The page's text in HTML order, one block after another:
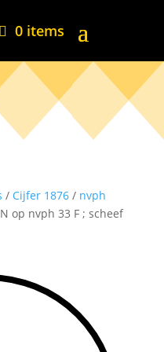
0 items
/ Cijfer 1876 / nvph
op nvph 33 F ; scheef